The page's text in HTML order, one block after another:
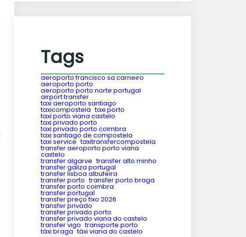
Tags
aeroporto francisco sa carneiro
aeroporto porto
aeroporto porto norte portugal
airport transfer
taxi aeroporto santiago
taxicompostela taxi porto
taxi porto viana castelo
taxi privado porto
taxi privado porto coimbra
taxi santiago de compostela
taxi service taxitransfercompostela
transfer aeroporto porto viana
castelo
transfer algarve transfer alto minho
transfer galiza portugal
transfer lisboa albufeira
transfer porto transfer porto braga
transfer porto coimbra
transfer portugal
transfer preço fixo 2026
transfer privado
transfer privado porto
transfer privado viana do castelo
transfer vigo transporte porto
táxi braga táxi viana do castelo